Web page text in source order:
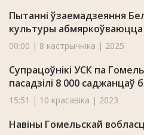
Пытанні ўзаемадзеяння
культуры
00:00 | 8 кастрычніка | 2025
Супрацоўнікі УСК па
пасадзілі 8 000 саджанцаў
15:51 | 10 красавіка | 2023
Навіны Гомельскай